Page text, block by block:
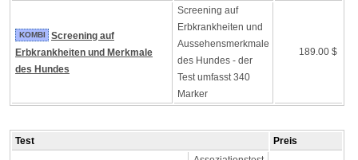
KOMBI
Screening auf
Erbkrankheiten und Merkmale
des Hundes
Screening auf
Erbkrankheiten und
Aussehensmerkmale
des Hundes - der
Test umfasst 340
Marker
189.00 $
Test Preis